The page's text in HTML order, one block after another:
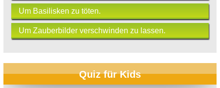
Um Basilisken zu töten.
Um Zauberbilder verschwinden zu lassen.
Quiz für Kids